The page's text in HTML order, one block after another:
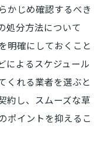
かじめ確認するべき
処分方法について
明確にしておくこと
によるスケジュール
くれる業者を選ぶと
約し、スムーズな草
ポイントを抑えるこ